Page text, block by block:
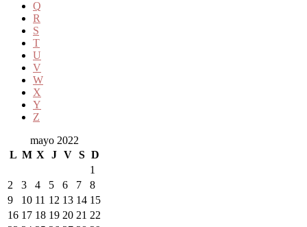
Q
R
S
T
U
V
W
X
Y
Z
mayo 2022
L M X J V S D
1
2
3 4 5 6 7
8
9
10 11 12 13 14 15
16 17 18 19 20 21 22